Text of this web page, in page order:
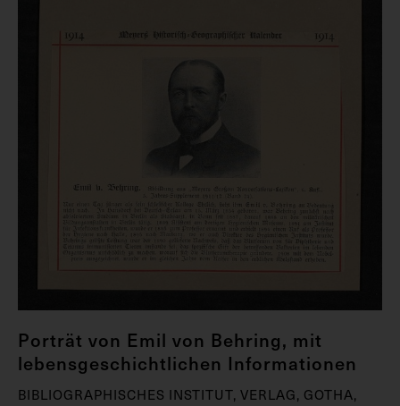
Porträt von Emil von Behring, mit
lebensgeschichtlichen Informationen
BIBLIOGRAPHISCHES INSTITUT, VERLAG, GOTHA,